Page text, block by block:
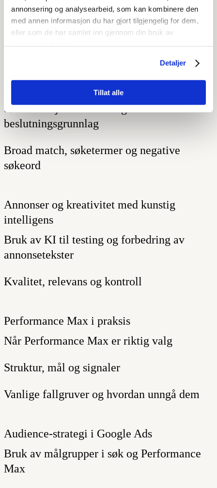
annonsering og analysearbeid, som kan kombinere den
med annen informasjon du har gjort tilgjengelig for dem,
eller som de har samlet inn gjennom din bruk av
Detaljer
Tillat alle
Når automatisering gir bedre resultater
Når du bør overstyre systemene
Søkeintensjon som strategisk
beslutningsgrunnlag
Broad match, søketermer og negative
søkeord
Annonser og kreativitet med kunstig
intelligens
Bruk av KI til testing og forbedring av
annonsetekster
Kvalitet, relevans og kontroll
Performance Max i praksis
Når Performance Max er riktig valg
Struktur, mål og signaler
Vanlige fallgruver og hvordan unngå dem
Audience-strategi i Google Ads
Bruk av målgrupper i søk og Performance
Max